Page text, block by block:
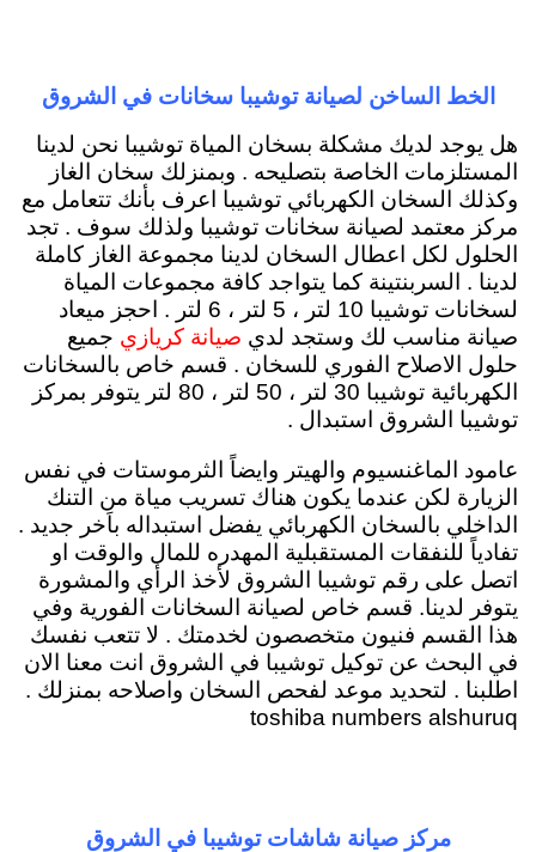
الخط الساخن لصيانة توشيبا سخانات في الشروق
هل يوجد لديك مشكلة بسخان المياة توشيبا نحن لدينا
المستلزمات الخاصة بتصليحه . وبمنزلك سخان الغاز
وكذلك السخان الكهربائي توشيبا اعرف بأنك تتعامل مع
مركز معتمد لصيانة سخانات توشيبا ولذلك سوف . تجد
الحلول لكل اعطال السخان لدينا مجموعة الغاز كاملة
لدينا . السربنتينة كما يتواجد كافة مجموعات المياة
لسخانات توشيبا 10 لتر ، 5 لتر ، 6 لتر . احجز ميعاد
صيانة مناسب لك وستجد لدي صيانة كريازي جميع
حلول الاصلاح الفوري للسخان . قسم خاص بالسخانات
الكهربائية توشيبا 30 لتر ، 50 لتر ، 80 لتر يتوفر بمركز
توشيبا الشروق استبدال .
عامود الماغنسيوم والهيتر وايضاً الثرموستات في نفس
الزيارة لكن عندما يكون هناك تسريب مياة من التنك
الداخلي بالسخان الكهربائي يفضل استبداله باَخر جديد .
تفادياً للنفقات المستقبلية المهدره للمال والوقت او
اتصل على رقم توشيبا الشروق لأخذ الرأي والمشورة
يتوفر لدينا. قسم خاص لصيانة السخانات الفورية وفي
هذا القسم فنيون متخصصون لخدمتك . لا تتعب نفسك
في البحث عن توكيل توشيبا في الشروق انت معنا الان
اطلبنا . لتحديد موعد لفحص السخان واصلاحه بمنزلك .
toshiba numbers alshuruq
مركز صيانة شاشات توشيبا في الشروق